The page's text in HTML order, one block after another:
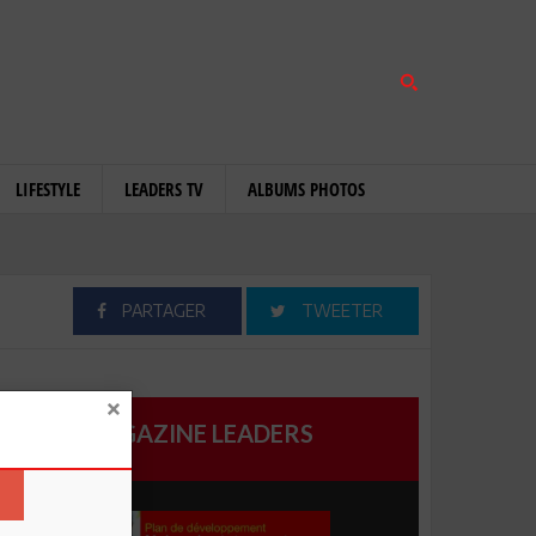
LIFESTYLE LEADERS TV ALBUMS PHOTOS
PARTAGER TWEETER
MAGAZINE LEADERS